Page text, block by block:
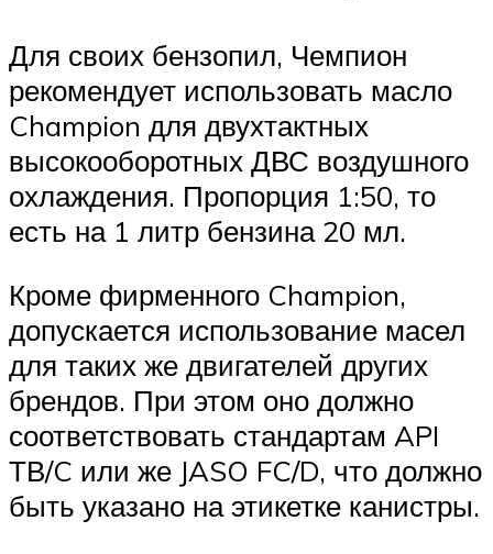
Для своих бензопил, Чемпион
рекомендует использовать масло
Champion для двухтактных
высокооборотных ДВС воздушного
охлаждения. Пропорция 1:50, то
есть на 1 литр бензина 20 мл.
Кроме фирменного Champion,
допускается использование масел
для таких же двигателей других
брендов. При этом оно должно
соответствовать стандартам API
ТВ/C или же JASO FC/D, что должно
быть указано на этикетке канистры.